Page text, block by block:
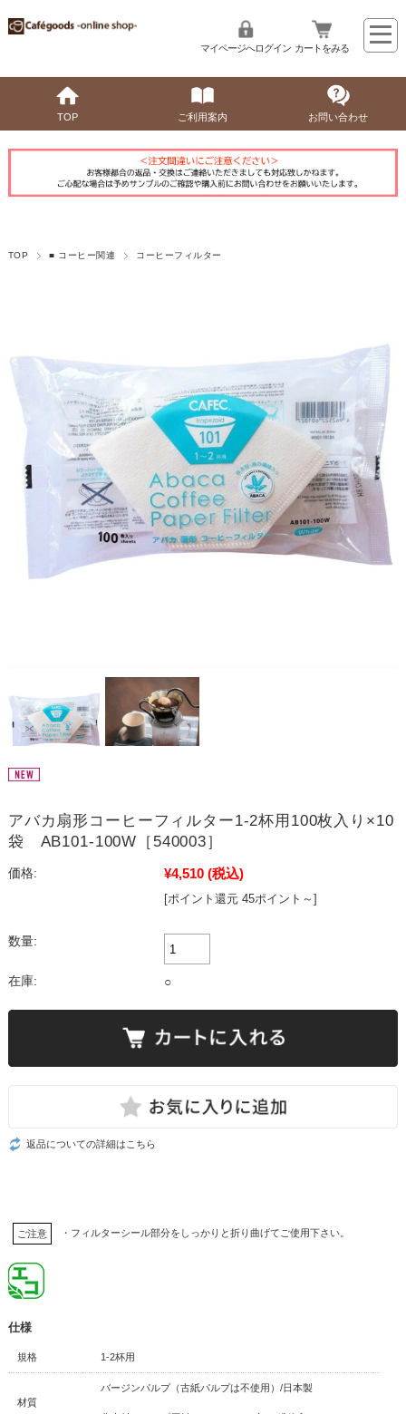
マイページへログイン カートをみる
TOP ご利用案内 お問い合わせ
TOP ■ コーヒー関連 コーヒーフィルター
アバカ扇形コーヒーフィルター1-2杯用100枚入り×10
袋 AB101-100W［540003］
価格: ¥4,510 (税込)
[ポイント還元 45ポイント～]
数量:
在庫: ○
返品についての詳細はこちら
ご注意 ・フィルターシール部分をしっかりと折り曲げてご使用下さい。
仕様
規格 1-2杯用
材質
バージンパルプ（古紙パルプは不使用）/日本製